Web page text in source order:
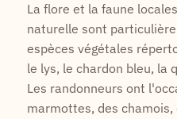
La flore et la faune
naturelle sont
espèces végétales
le lys, le chardon bleu, la
Les randonneurs ont
marmottes, des